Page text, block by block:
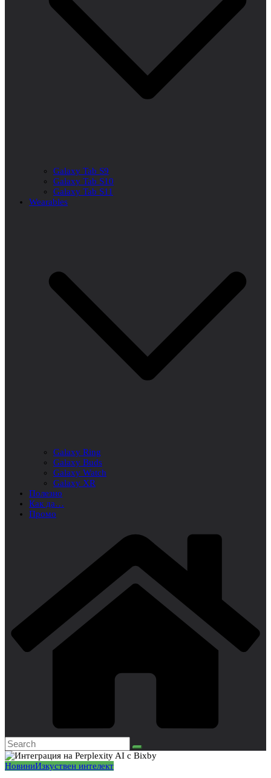
Galaxy Tab S9
Galaxy Tab S10
Galaxy Tab S11
Wearables
Galaxy Ring
Galaxy Buds
Galaxy Watch
Galaxy XR
Полезно
Как да…
Промо
НовиниИзкуствен интелект